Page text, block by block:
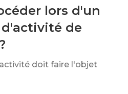
lors d'un
de
doit faire l'objet